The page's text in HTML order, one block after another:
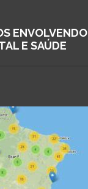
ENVOLVENDO
E SAÚDE